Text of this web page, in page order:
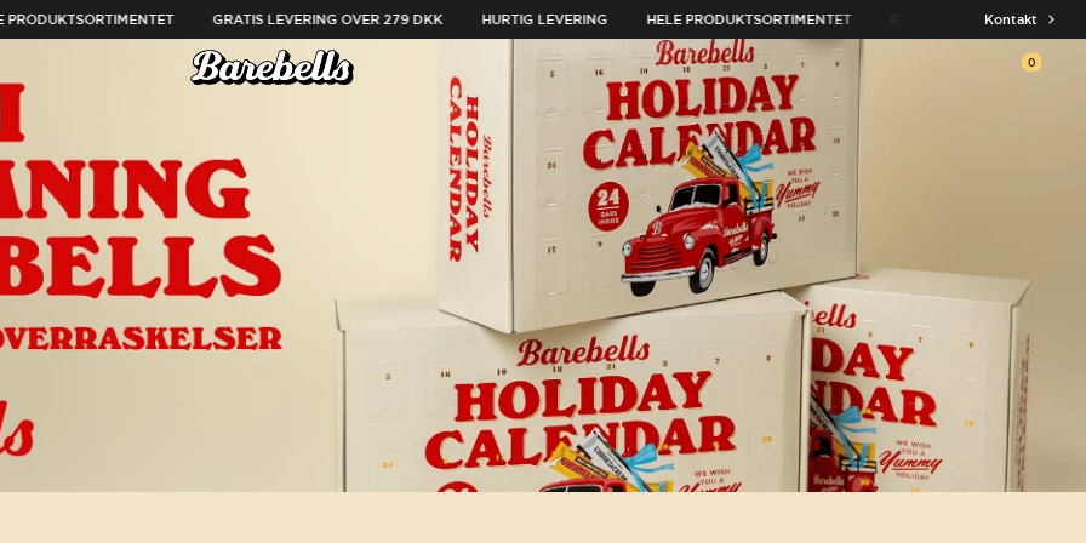
PRODUKTSORTIMENTET GRATIS LEVERING OVER 279 DKK HURTIG LEVERING HELE PRODUKTSORTIMENTET GRATIS LEVERING OVER 279
Kontakt
0